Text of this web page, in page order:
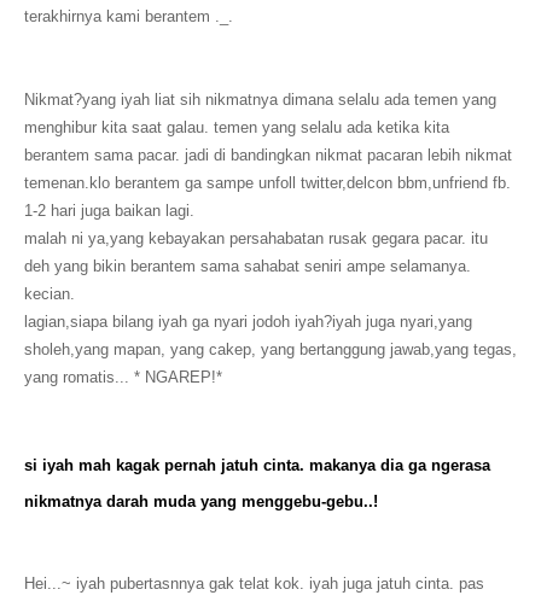
terakhirnya kami berantem ._.
Nikmat?yang iyah liat sih nikmatnya dimana selalu ada temen yang
menghibur kita saat galau. temen yang selalu ada ketika kita
berantem sama pacar. jadi di bandingkan nikmat pacaran lebih nikmat
temenan.klo berantem ga sampe unfoll twitter,delcon bbm,unfriend fb.
1-2 hari juga baikan lagi.
malah ni ya,yang kebayakan persahabatan rusak gegara pacar. itu
deh yang bikin berantem sama sahabat seniri ampe selamanya.
kecian.
lagian,siapa bilang iyah ga nyari jodoh iyah?iyah juga nyari,yang
sholeh,yang mapan, yang cakep, yang bertanggung jawab,yang tegas,
yang romatis... * NGAREP!*
si iyah mah kagak pernah jatuh cinta. makanya dia ga ngerasa
nikmatnya darah muda yang menggebu-gebu..!
Hei...~ iyah pubertasnnya gak telat kok. iyah juga jatuh cinta. pas